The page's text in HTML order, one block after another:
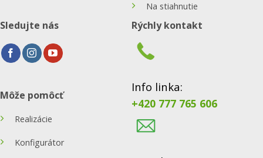
Na stiahnutie
Sledujte nás
Môže pomôcť
Realizácie
Konfigurátor
Rýchly kontakt
Info linka:
+420 777 765 606